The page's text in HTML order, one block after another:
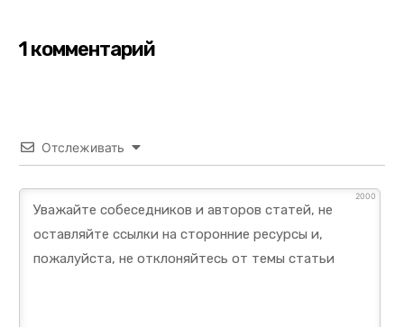
1 комментарий
Отслеживать
2000